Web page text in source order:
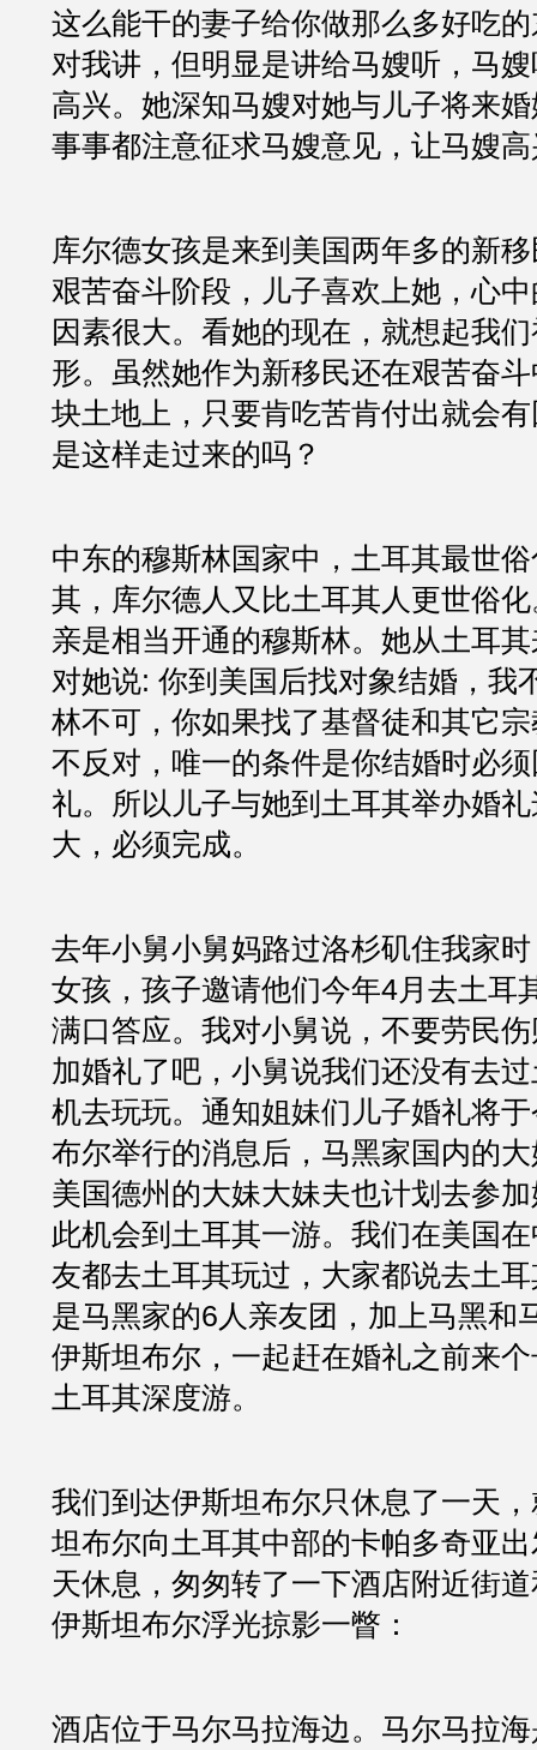
这么能干的妻子给你做那么多好吃
对我讲，但明显是讲给马嫂听，马
高兴。她深知马嫂对她与儿子将来
事事都注意征求马嫂意见，让马嫂
库尔德女孩是来到美国两年多的新
艰苦奋斗阶段，儿子喜欢上她，心
因素很大。看她的现在，就想起我
形。虽然她作为新移民还在艰苦奋
块土地上，只要肯吃苦肯付出就会
是这样走过来的吗？
中东的穆斯林国家中，土耳其最世
其，库尔德人又比土耳其人更世俗
亲是相当开通的穆斯林。她从土耳
对她说: 你到美国后找对象结婚，我
林不可，你如果找了基督徒和其它
不反对，唯一的条件是你结婚时必
礼。所以儿子与她到土耳其举办婚
大，必须完成。
去年小舅小舅妈路过洛杉矶住我家
女孩，孩子邀请他们今年4月去土耳
满口答应。我对小舅说，不要劳民
加婚礼了吧，小舅说我们还没有去
机去玩玩。通知姐妹们儿子婚礼将
布尔举行的消息后，马黑家国内的
美国德州的大妹大妹夫也计划去参
此机会到土耳其一游。我们在美国
友都去土耳其玩过，大家都说去土
是马黑家的6人亲友团，加上马黑和
伊斯坦布尔，一起赶在婚礼之前来
土耳其深度游。
我们到达伊斯坦布尔只休息了一天
坦布尔向土耳其中部的卡帕多奇亚
天休息，匆匆转了一下酒店附近街
伊斯坦布尔浮光掠影一瞥：
酒店位于马尔马拉海边。马尔马拉